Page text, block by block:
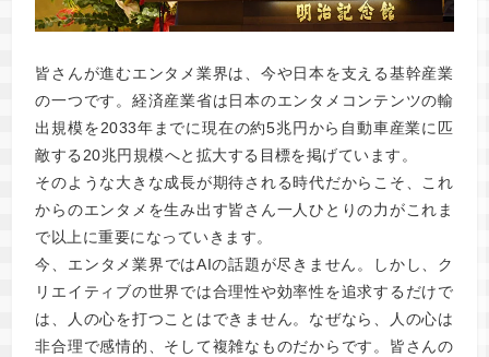
皆さんが進むエンタメ業界は、今や日本を支える基幹産業
の一つです。経済産業省は日本のエンタメコンテンツの輸
出規模を2033年までに現在の約5兆円から自動車産業に匹
敵する20兆円規模へと拡大する目標を掲げています。
そのような大きな成長が期待される時代だからこそ、これ
からのエンタメを生み出す皆さん一人ひとりの力がこれま
で以上に重要になっていきます。
今、エンタメ業界ではAIの話題が尽きません。しかし、ク
リエイティブの世界では合理性や効率性を追求するだけで
は、人の心を打つことはできません。なぜなら、人の心は
非合理で感情的、そして複雑なものだからです。皆さんの